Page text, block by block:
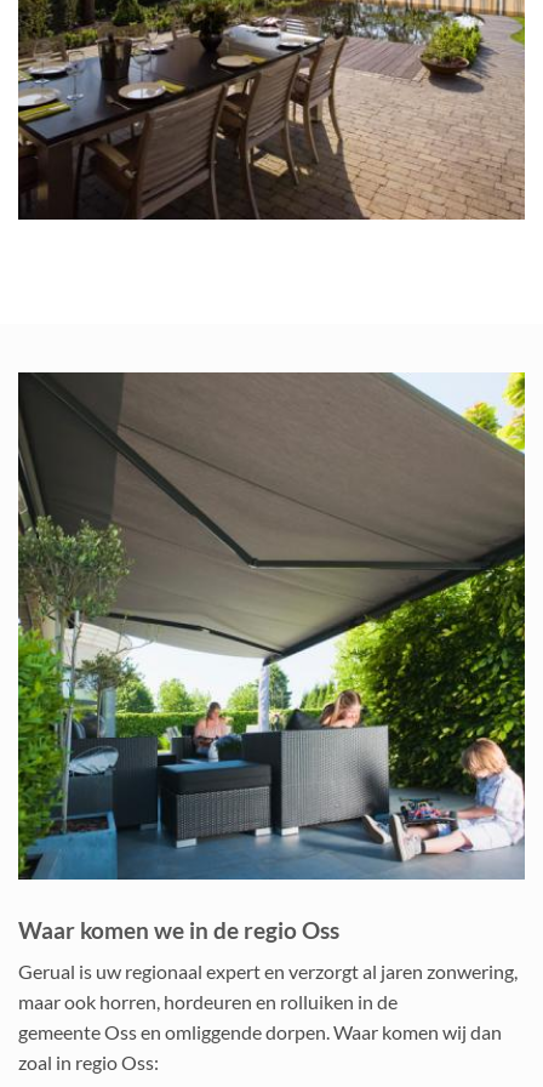
Waar komen we in de regio Oss
Gerual is uw regionaal expert en verzorgt al jaren zonwering,
maar ook horren, hordeuren en rolluiken in de
gemeente Oss en omliggende dorpen. Waar komen wij dan
zoal in regio Oss: